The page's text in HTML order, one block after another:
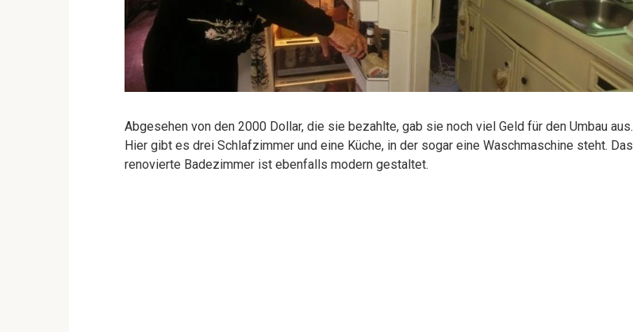
Abgesehen von den 2000 Dollar, die sie bezahlte, gab sie noch viel Geld für den Umbau aus.
Hier gibt es drei Schlafzimmer und eine Küche, in der sogar eine Waschmaschine steht. Das
renovierte Badezimmer ist ebenfalls modern gestaltet.